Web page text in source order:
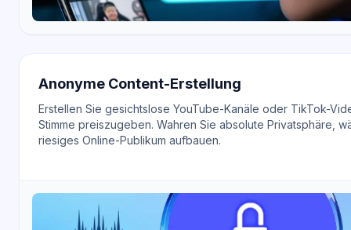
Anonyme Content-Erstellung
Erstellen Sie gesichtslose YouTube-Kanäle oder TikTok-
Stimme preiszugeben. Wahren Sie absolute Privatsphäre,
riesiges Online-Publikum aufbauen.